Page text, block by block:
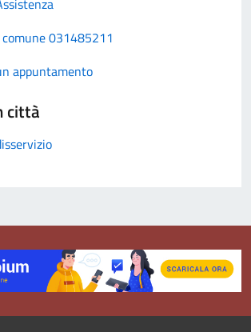
031485211
appuntamento
città